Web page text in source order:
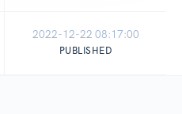
2022-12-22 08:17:00
PUBLISHED